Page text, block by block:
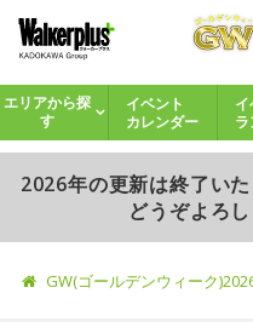
エリアから探
す
イベント
カレンダー
イ
2026年の更新は終了い
どうぞよろ
GW(ゴールデンウィーク